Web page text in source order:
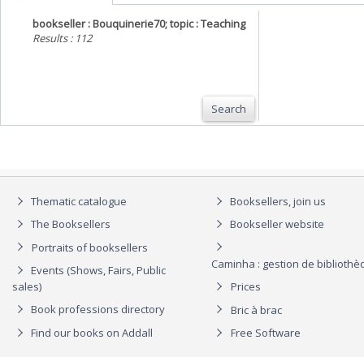
bookseller : Bouquinerie70; topic : Teaching
Results : 112
Search
Thematic catalogue
The Booksellers
Portraits of booksellers
Events (Shows, Fairs, Public
sales)
Book professions directory
Find our books on Addall
Booksellers, join us
Bookseller website
Caminha : gestion de
Prices
Bric à brac
Free Software